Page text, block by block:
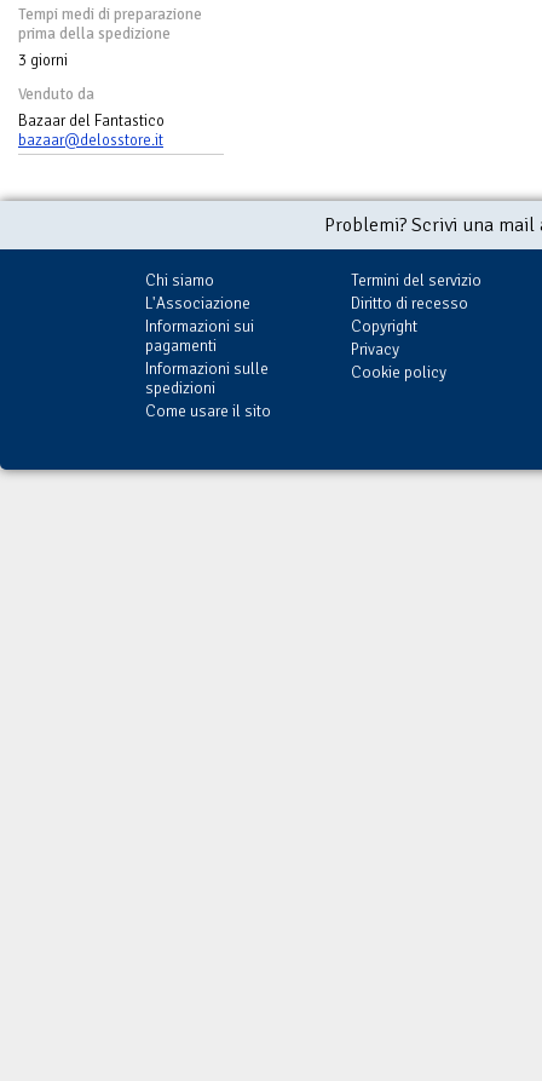
Tempi medi di preparazione
prima della spedizione
3 giorni
Venduto da
Bazaar del Fantastico
bazaar@delosstore.it
Problemi? Scrivi una
Chi siamo
L'Associazione
Informazioni sui
pagamenti
Informazioni sulle
spedizioni
Come usare il sito
Termini del servizio
Diritto di recesso
Copyright
Privacy
Cookie policy